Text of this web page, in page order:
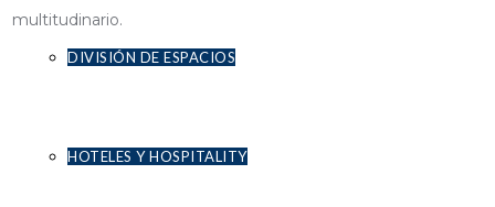
DIVISIÓN DE ESPACIOS
HOTELES Y HOSPITALITY
multitudinario.